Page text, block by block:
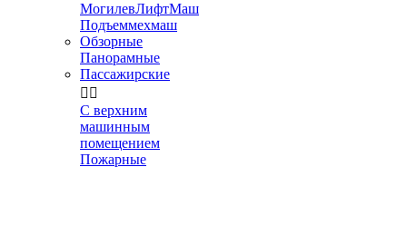
МогилевЛифтМаш
Подъеммехмаш
Обзорные
Панорамные
Пассажирские
 
С верхним
машинным
помещением
Пожарные